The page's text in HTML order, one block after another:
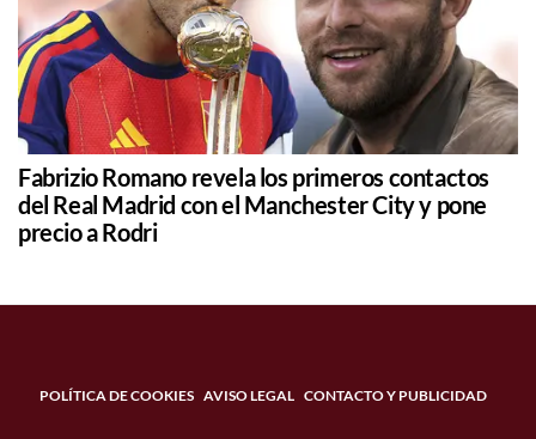
Fabrizio Romano revela los primeros contactos
del Real Madrid con el Manchester City y pone
precio a Rodri
POLÍTICA DE COOKIES AVISO LEGAL CONTACTO Y PUBLICIDAD